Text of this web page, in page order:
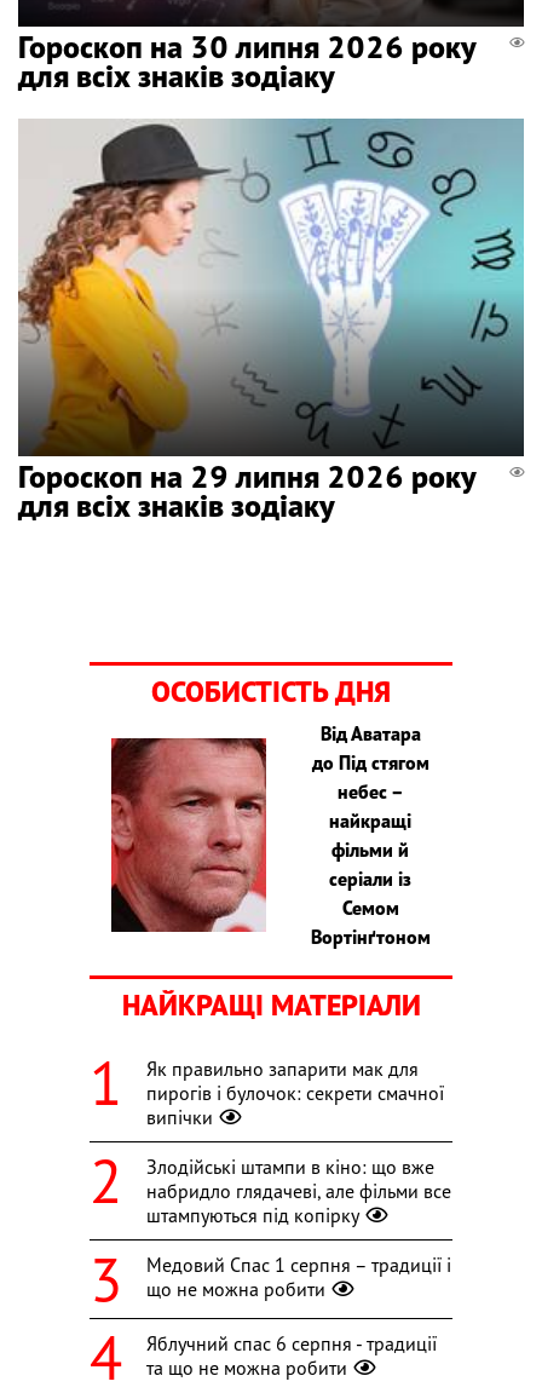
Гороскоп на 30 липня 2026 року
для всіх знаків зодіаку
Гороскоп на 29 липня 2026 року
для всіх знаків зодіаку
ОСОБИСТІСТЬ ДНЯ
Від Аватара
до Під стягом
небес –
найкращі
фільми й
серіали із
Семом
Вортінґтоном
НАЙКРАЩІ МАТЕРІАЛИ
Як правильно запарити мак для
пирогів і булочок: секрети смачної
випічки
Злодійські штампи в кіно: що вже
набридло глядачеві, але фільми все
штампуються під копірку
Медовий Спас 1 серпня – традиції і
що не можна робити
Яблучний спас 6 серпня - традиції
та що не можна робити